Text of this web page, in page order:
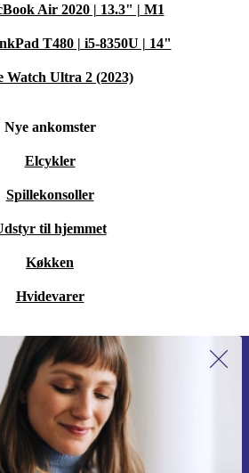
Air 2020 | 13.3" | M1
T480 | i5-8350U | 14"
Watch Ultra 2 (2023)
Nye ankomster
Elcykler
Spillekonsoller
til hjemmet
Køkken
Hvidevarer
dig vores nyhedsbrev for
gang og spar 115 kr!
glip af et tilbud igen.